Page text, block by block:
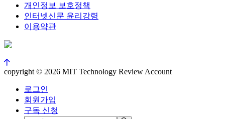
개인정보 보호정책
인터넷신문 윤리강령
이용약관
copyright © 2026 MIT Technology Review Account
로그인
회원가입
구독 신청